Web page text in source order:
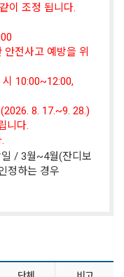
이 조정 됩니다.
전사고 예방을 위
10:00~12:00,
8. 17.~9. 28.)
니다.
/ 3월~4월(잔디보
정하는 경우